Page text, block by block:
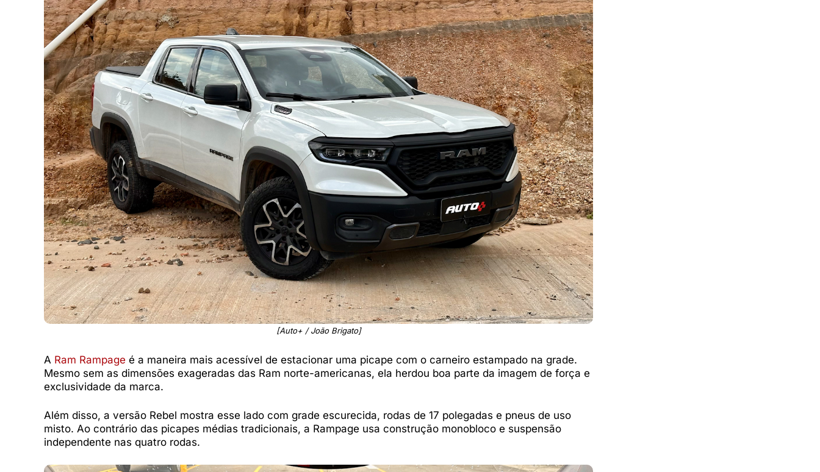
[Auto+ / João Brigato]
A Ram Rampage é a maneira mais acessível de estacionar uma picape com o carneiro estampado na grade.
Mesmo sem as dimensões exageradas das Ram norte-americanas, ela herdou boa parte da imagem de força e
exclusividade da marca.
Além disso, a versão Rebel mostra esse lado com grade escurecida, rodas de 17 polegadas e pneus de uso
misto. Ao contrário das picapes médias tradicionais, a Rampage usa construção monobloco e suspensão
independente nas quatro rodas.